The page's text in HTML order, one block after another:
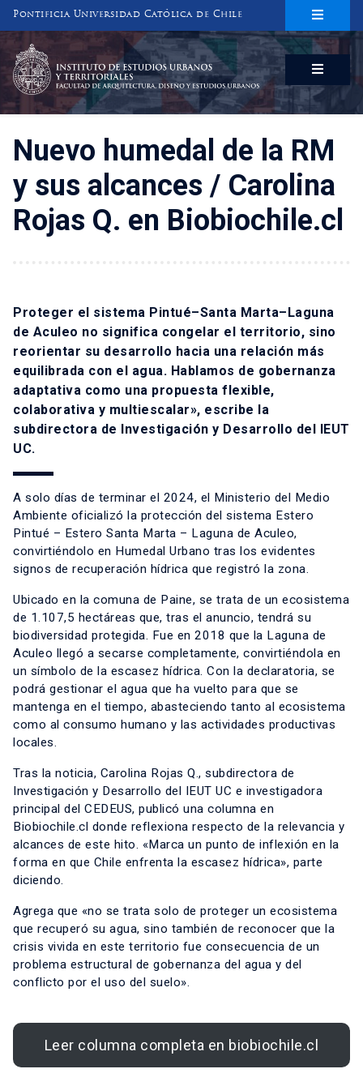
Pontificia Universidad Católica de Chile
INSTITUTO DE ESTUDIOS URBANOS
Y TERRITORIALES
FACULTAD DE ARQUITECTURA, DISEÑO Y ESTUDIOS URBANOS
Nuevo humedal de la RM
y sus alcances / Carolina
Rojas Q. en Biobiochile.cl
Proteger el sistema Pintué–Santa Marta–Laguna
de Aculeo no significa congelar el territorio, sino
reorientar su desarrollo hacia una relación más
equilibrada con el agua. Hablamos de gobernanza
adaptativa como una propuesta flexible,
colaborativa y multiescalar», escribe la
subdirectora de Investigación y Desarrollo del IEUT
UC.
A solo días de terminar el 2024, el Ministerio del Medio
Ambiente oficializó la protección del sistema Estero
Pintué – Estero Santa Marta – Laguna de Aculeo,
convirtiéndolo en Humedal Urbano tras los evidentes
signos de recuperación hídrica que registró la zona.
Ubicado en la comuna de Paine, se trata de un ecosistema
de 1.107,5 hectáreas que, tras el anuncio, tendrá su
biodiversidad protegida. Fue en 2018 que la Laguna de
Aculeo llegó a secarse completamente, convirtiéndola en
un símbolo de la escasez hídrica. Con la declaratoria, se
podrá gestionar el agua que ha vuelto para que se
mantenga en el tiempo, abasteciendo tanto al ecosistema
como al consumo humano y las actividades productivas
locales.
Tras la noticia, Carolina Rojas Q., subdirectora de
Investigación y Desarrollo del IEUT UC e investigadora
principal del CEDEUS, publicó una columna en
Biobiochile.cl donde reflexiona respecto de la relevancia y
alcances de este hito. «Marca un punto de inflexión en la
forma en que Chile enfrenta la escasez hídrica», parte
diciendo.
Agrega que «no se trata solo de proteger un ecosistema
que recuperó su agua, sino también de reconocer que la
crisis vivida en este territorio fue consecuencia de un
problema estructural de gobernanza del agua y del
conflicto por el uso del suelo».
Leer columna completa en biobiochile.cl